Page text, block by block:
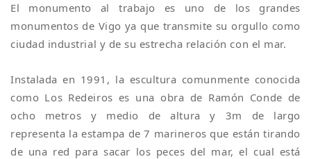
El monumento al trabajo es uno de los grandes
monumentos de Vigo ya que transmite su orgullo como
ciudad industrial y de su estrecha relación con el mar.
Instalada en 1991, la escultura comunmente conocida
como Los Redeiros es una obra de Ramón Conde de
ocho metros y medio de altura y 3m de largo
representa la estampa de 7 marineros que están tirando
de una red para sacar los peces del mar, el cual está